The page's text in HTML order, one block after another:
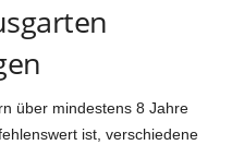
über mindestens 8 Jahre
ist, verschiedene